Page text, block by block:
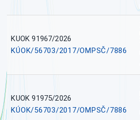
KUOK 91967/2026
KÚOK/56703/2017/OMPSČ/7886
KUOK 91975/2026
KÚOK/56703/2017/OMPSČ/7886